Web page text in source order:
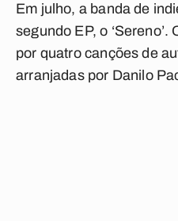
Em julho, a banda de
segundo EP, o
por quatro canções de
arranjadas por Danilo